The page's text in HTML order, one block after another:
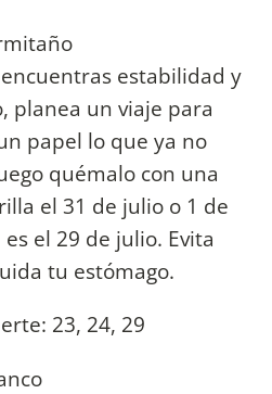
estabilidad y
planea un viaje para
papel lo que ya no
quémalo con una
el 31 de julio o 1 de
el 29 de julio. Evita
tu estómago.
23, 24, 29